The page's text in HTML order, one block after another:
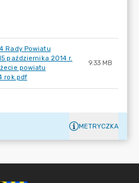
Rady Powiatu
października 2014 r.
powiatu
rok.pdf
9.33 MB
METRYCZKA